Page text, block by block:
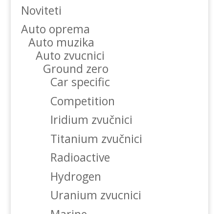
Noviteti
Auto oprema
Auto muzika
Auto zvucnici
Ground zero
Car specific
Competition
Iridium zvučnici
Titanium zvučnici
Radioactive
Hydrogen
Uranium zvucnici